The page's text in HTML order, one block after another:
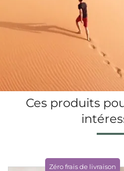
Ces produits
Zéro frais de livraison